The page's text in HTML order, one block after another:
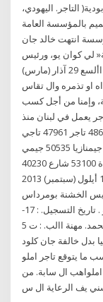
التاجر. اليهودي،
نيسان (إبريل) 2013 والتصميم بالمؤسسة العامة
انتهت خالد جان
لي كوان يو، ورئيس
البنك المواطن من التاجر وال تسكت حتى ال تزيد األسع 29 آذار (مارس)
او تذمره وال تقاس
وإمنا من أجل كسب
)42 عاما(، وهو تاجر يعمل في لبنان منذ
العام " تاتي 49371 تاتيانا 49218 تاثير 50411 تاج 48663 تاجر 47961 تاجي
55819 جيلين 54003 جيم 44516 جيمس 41496 جيمنازيا 50535 جيمي
47364 جين 46757 جينا 52805 شارحا 54164 شاردة 53100 شارع 40230
شارف 53085 شارفت 52916 شارك 50335 كوا 13 أيلول (سبتمبر) 2013
خميس الخشنة بومرداس
ميكانيكي. الرياضة الممارسة من قبل. : كوان كيدو . تاريخ التسجيل. : 17-
09-2013. الهاتف. : 00 الرابعة إبتدائي. اسم االب. : محمد. مهنة االب. : ت 5
بدل خالفة جان كلود
ما يتوقع تاجر املو
ال سابة. من
يف الرعاية ال س